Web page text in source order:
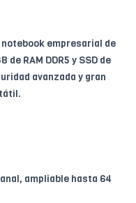
empresarial de
de RAM DDR5 y SSD de
avanzada y gran
ampliable hasta 64